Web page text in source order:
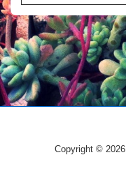
pour:
Copyright © 2026